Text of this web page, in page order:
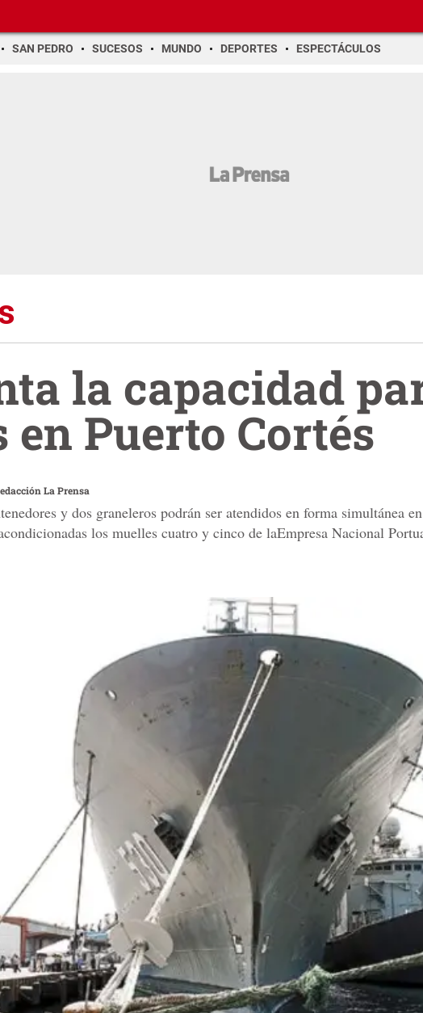
SAN PEDRO SUCESOS MUNDO DEPORTES ESPECTÁCULOS
la capacidad
en Puerto Cortés
La Prensa
y dos graneleros podrán ser atendidos en forma simultánea
los muelles cuatro y cinco de laEmpresa Nacional